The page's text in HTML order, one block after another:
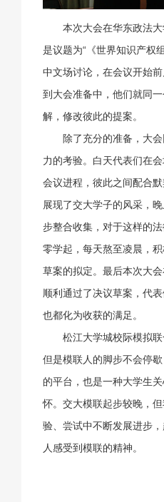
本次大会在华东政法
是议题为“《世界知识产权
中文场讨论，在会议开始
到大会准备中，他们就同
解，修改彼此的提案。
除了充分的准备，大
力的考验。白天代表们在
会议进程，彼此之间配合
展现了交大学子的风采，
步整合收集，对于这样的
零学起，每天熬至凌晨，
草案的拟定。最后本次大
顺利通过了决议草案，代
也都化为收获的满足。
松江大学城校际模拟
但是模联人的脚步不会停
的平台，也是一种大学生
怀。交大模联起步较晚，
验、尝试中不断发展进步
人感受到模联的精神。